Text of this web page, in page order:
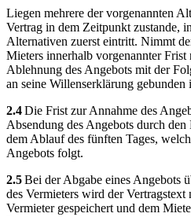
Liegen mehrere der vorgenannten
Vertrag in dem Zeitpunkt zustande,
Alternativen zuerst eintritt. Nimmt
Mieters innerhalb vorgenannter Frist
Ablehnung des Angebots mit der
an seine Willenserklärung gebunden
2.4Die Frist zur Annahme des
Absendung des Angebots durch
dem Ablauf des fünften Tages,
Angebots folgt.
2.5Bei der Abgabe eines Angebots
des Vermieters wird der Vertragstext
Vermieter gespeichert und dem